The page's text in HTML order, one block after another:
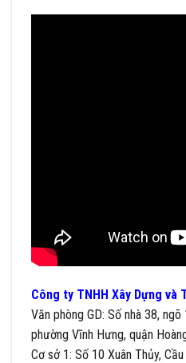
Công ty TNHH Xây Dựng và
Văn phòng GD: Số nhà 38,
phường Vĩnh Hưng, quận
Cơ sở 1: Số 10 Xuân Thủy,